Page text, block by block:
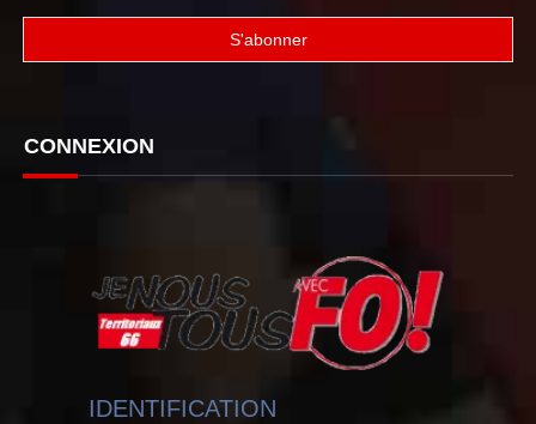
CONNEXION
IDENTIFICATION